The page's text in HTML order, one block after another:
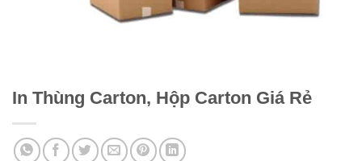
In Thùng Carton, Hộp Carton Giá Rẻ